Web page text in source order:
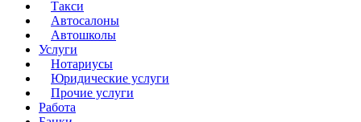
Такси
Автосалоны
Автошколы
Услуги
Нотариусы
Юридические услуги
Прочие услуги
Работа